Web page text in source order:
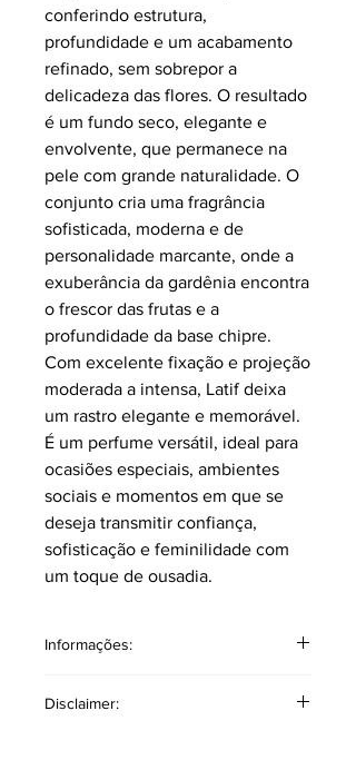
conferindo estrutura,
profundidade e um acabamento
refinado, sem sobrepor a
delicadeza das flores. O resultado
é um fundo seco, elegante e
envolvente, que permanece na
pele com grande naturalidade. O
conjunto cria uma fragrância
sofisticada, moderna e de
personalidade marcante, onde a
exuberância da gardênia encontra
o frescor das frutas e a
profundidade da base chipre.
Com excelente fixação e projeção
moderada a intensa, Latif deixa
um rastro elegante e memorável.
É um perfume versátil, ideal para
ocasiões especiais, ambientes
sociais e momentos em que se
deseja transmitir confiança,
sofisticação e feminilidade com
um toque de ousadia.
Informações:
Pirâmide Olfativa
Disclaimer: